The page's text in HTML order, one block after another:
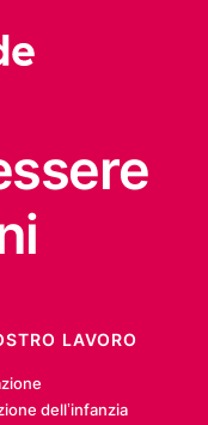
LAVORO
dell’infanzia